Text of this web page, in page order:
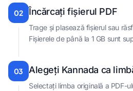
02 Încărcați fișierul PDF
Trage și plasează fișierul sau
Fișierele de până la 1 GB sunt
03 Alegeți Kannada ca
Selectați limba originală a PDF-